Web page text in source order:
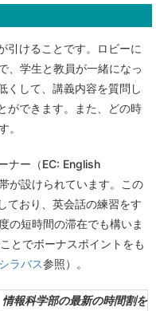
引けることです。ロビーに
、学生と教員が一緒になっ
くして、講義内容を質問し
ができます。また、どの時
。
ナー（EC: English
が設けられています。この
ており、英会話の練習をす
の短時間の滞在でも構いま
とでボーナスポイントをも
ラバス参照）。
報科学部の最新の時間割を